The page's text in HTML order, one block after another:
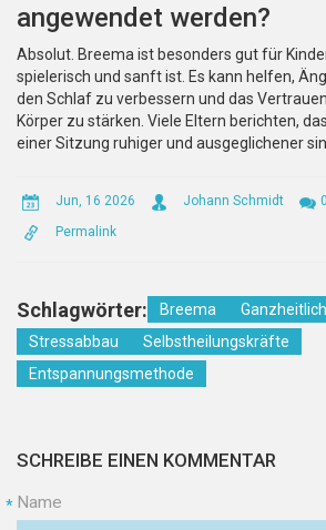
angewendet werden?
Absolut. Breema ist besonders gut für
spielerisch und sanft ist. Es kann helfen,
den Schlaf zu verbessern und das
Körper zu stärken. Viele Eltern berichten,
einer Sitzung ruhiger und ausgeglichener
Jun, 16 2026 Johann Schmidt
Permalink
Schlagwörter: Breema
Stressabbau
Selbstheilungskräfte
Entspannungsmethode
SCHREIBE EINEN KOMMENTAR
Name
*